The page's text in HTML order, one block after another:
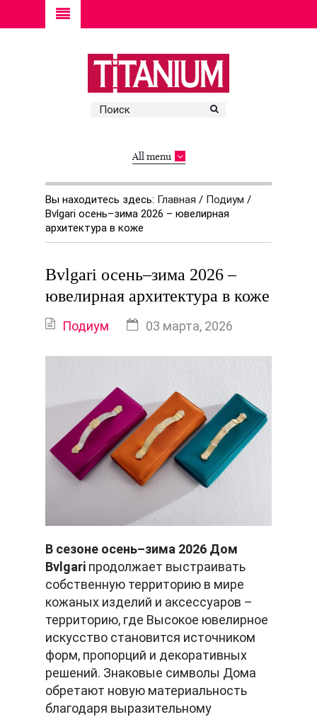
All menu
Вы находитесь здесь: Главная / Подиум /
Bvlgari осень–зима 2026 – ювелирная
архитектура в коже
Bvlgari осень–зима 2026 –
ювелирная архитектура в коже
Подиум 03 марта, 2026
В сезоне осень–зима 2026 Дом
Bvlgari продолжает выстраивать
собственную территорию в мире
кожаных изделий и аксессуаров –
территорию, где Высокое ювелирное
искусство становится источником
форм, пропорций и декоративных
решений. Знаковые символы Дома
обретают новую материальность
благодаря выразительному